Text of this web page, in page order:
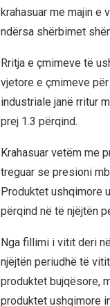
krahasuar me majin e
ndërsa shërbimet
Rritja e çmimeve të
vjetore e çmimeve
industriale janë rritur
prej 1.3 përqind.
Krahasuar vetëm me
treguar se presioni
Produktet ushqimore
përqind në të njëjtën
Nga fillimi i vitit deri
njëjtën periudhë të
produktet bujqësore,
produktet ushqimore